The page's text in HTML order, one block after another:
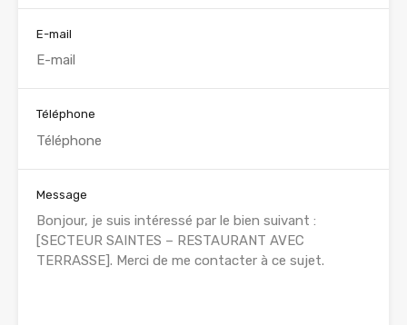
E-mail
Téléphone
Message